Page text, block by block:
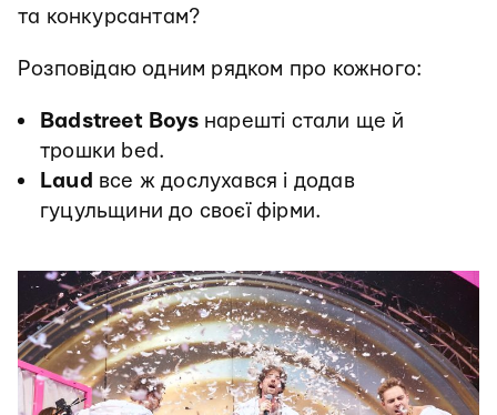
та конкурсантам?
Розповідаю одним рядком про кожного:
Badstreet Boysнарешті стали ще й
трошки bed.
Laud все ж дослухався і додав
гуцульщини до своєї фірми.